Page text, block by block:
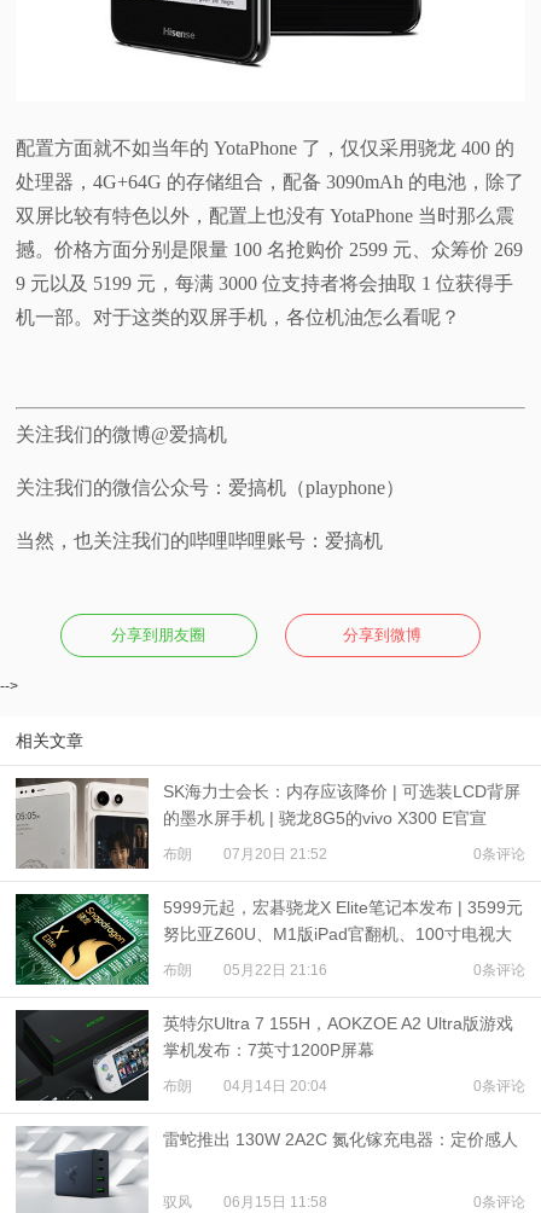
配置方面就不如当年的 YotaPhone 了，仅仅采用骁龙 400 的
处理器，4G+64G 的存储组合，配备 3090mAh 的电池，除了
双屏比较有特色以外，配置上也没有 YotaPhone 当时那么震
撼。价格方面分别是限量 100 名抢购价 2599 元、众筹价 269
9 元以及 5199 元，每满 3000 位支持者将会抽取 1 位获得手
机一部。对于这类的双屏手机，各位机油怎么看呢？
关注我们的微博@爱搞机
关注我们的微信公众号：爱搞机（playphone）
当然，也关注我们的哔哩哔哩账号：爱搞机
分享到朋友圈 分享到微博
-->
相关文章
SK海力士会长：内存应该降价 | 可选装LCD背屏
的墨水屏手机 | 骁龙8G5的vivo X300 E官宣
布朗 07月20日 21:52 0条评论
5999元起，宏碁骁龙X Elite笔记本发布 | 3599元
努比亚Z60U、M1版iPad官翻机、100寸电视大
促
布朗 05月22日 21:16 0条评论
英特尔Ultra 7 155H，AOKZOE A2 Ultra版游戏
掌机发布：7英寸1200P屏幕
布朗 04月14日 20:04 0条评论
雷蛇推出 130W 2A2C 氮化镓充电器：定价感人
驭风 06月15日 11:58 0条评论